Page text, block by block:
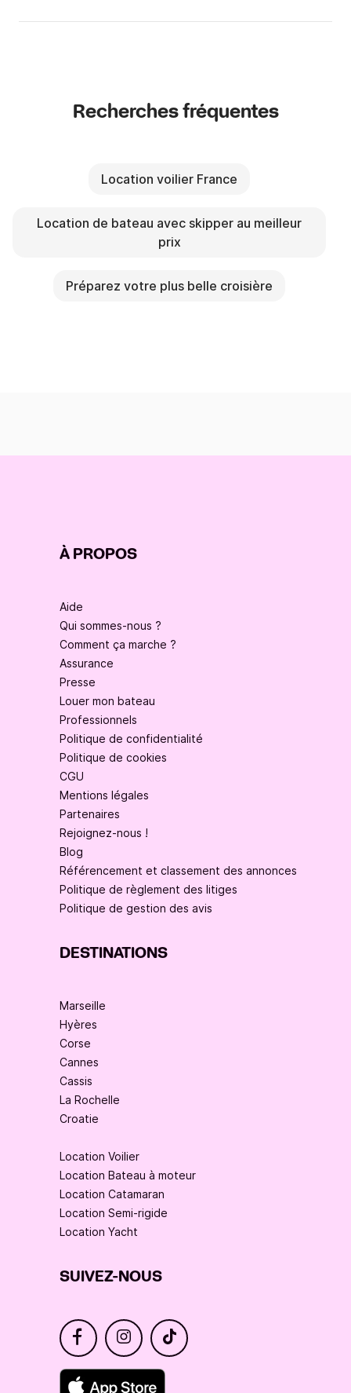
Recherches fréquentes
Location voilier France
Location de bateau avec skipper au meilleur
prix
Préparez votre plus belle croisière
À PROPOS
Aide
Qui sommes-nous ?
Comment ça marche ?
Assurance
Presse
Louer mon bateau
Professionnels
Politique de confidentialité
Politique de cookies
CGU
Mentions légales
Partenaires
Rejoignez-nous !
Blog
Référencement et classement des annonces
Politique de règlement des litiges
Politique de gestion des avis
DESTINATIONS
Marseille
Hyères
Corse
Cannes
Cassis
La Rochelle
Croatie
Location Voilier
Location Bateau à moteur
Location Catamaran
Location Semi-rigide
Location Yacht
SUIVEZ-NOUS